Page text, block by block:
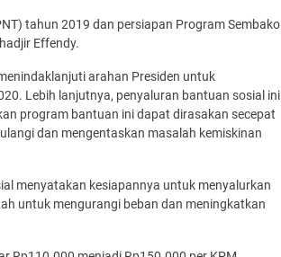
tahun 2019 dan persiapan Program Sembako
Effendy.
arahan Presiden untuk
Lebih lanjutnya, penyaluran bantuan sosial ini
program bantuan ini dapat dirasakan secepat
dan mengentaskan masalah kemiskinan
menyatakan kesiapannya untuk menyalurkan
untuk mengurangi beban dan meningkatkan